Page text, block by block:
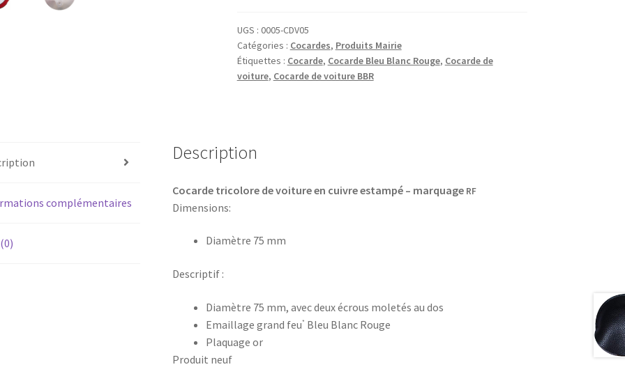
voiture
Bleu
Blanc
Rouge
UGS : 0005-CDV05
Catégories : Cocardes, Produits Mairie
Étiquettes : Cocarde, Cocarde Bleu Blanc Rouge, Cocarde de
voiture, Cocarde de voiture BBR
complémentaires
Description
Cocarde tricolore de voiture en cuivre estampé – marquage RF
Dimensions:
Diamètre 75 mm
Descriptif :
Diamètre 75 mm, avec deux écrous moletés au dos
Emaillage grand feu* Bleu Blanc Rouge
Plaquage or
Produit neuf